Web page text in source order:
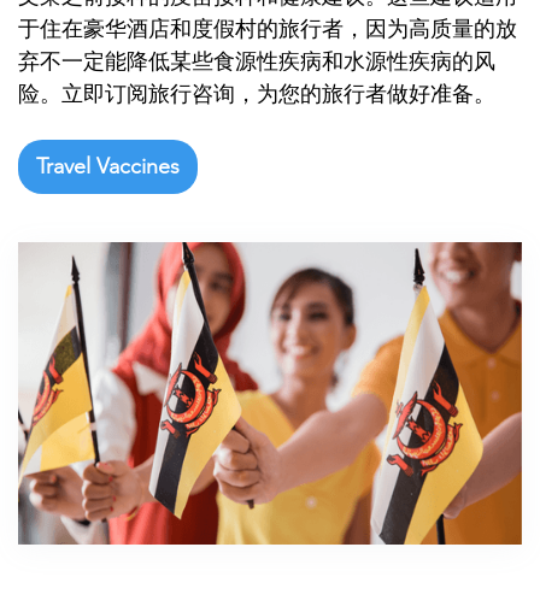
于住在豪华酒店和度假村的旅行者，因为高质量的放
弃不一定能降低某些食源性疾病和水源性疾病的风
险。立即订阅旅行咨询，为您的旅行者做好准备。
Travel Vaccines